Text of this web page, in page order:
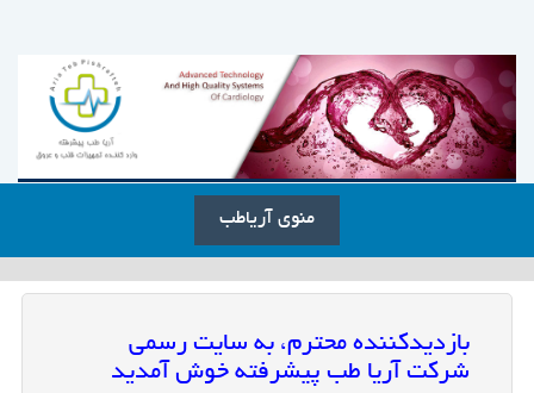
منوی آریاطب
بازدیدکننده محترم، به سایت رسمی
شرکت آریا طب پیشرفته خوش آمدید